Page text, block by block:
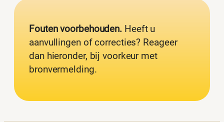
Fouten voorbehouden. Heeft u
aanvullingen of correcties? Reageer
dan hieronder, bij voorkeur met
bronvermelding.